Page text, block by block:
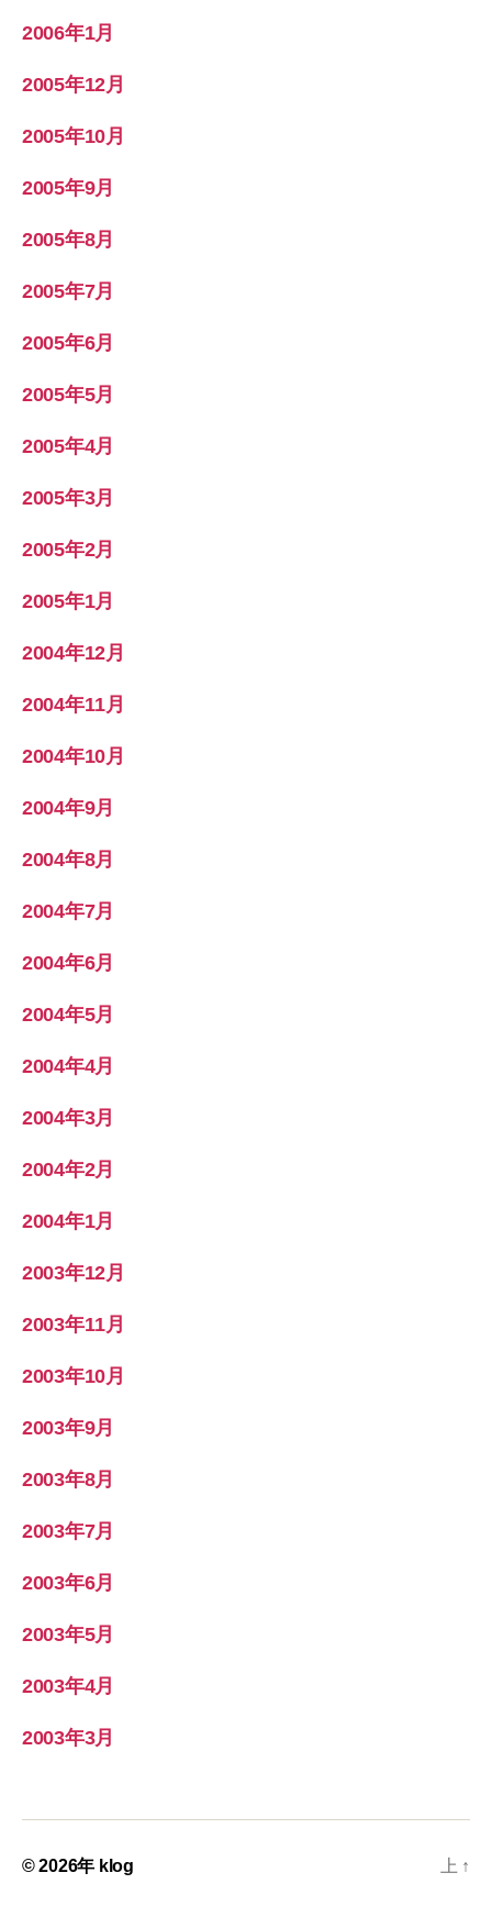
2006年1月
2005年12月
2005年10月
2005年9月
2005年8月
2005年7月
2005年6月
2005年5月
2005年4月
2005年3月
2005年2月
2005年1月
2004年12月
2004年11月
2004年10月
2004年9月
2004年8月
2004年7月
2004年6月
2004年5月
2004年4月
2004年3月
2004年2月
2004年1月
2003年12月
2003年11月
2003年10月
2003年9月
2003年8月
2003年7月
2003年6月
2003年5月
2003年4月
2003年3月
© 2026年 klog 上 ↑